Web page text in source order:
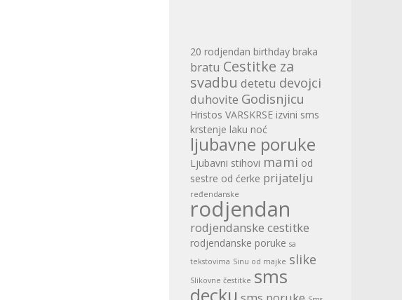
20 rodjendan birthday braka
bratu Cestitke za
svadbu detetu devojci
duhovite Godisnjicu
Hristos VARSKRSE izvini sms
krstenje laku noć
ljubavne poruke
Ljubavni stihovi mami od
sestre od ćerke prijatelju
ređendanske
rodjendan
rodjendanske cestitke
rodjendanske poruke sa
tekstovima Sinu od majke slike
Slikovne čestitke sms
decku